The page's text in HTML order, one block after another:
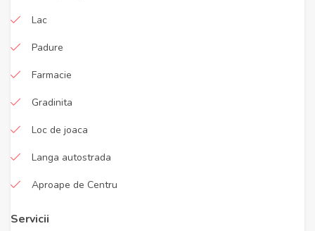
Lac
Padure
Farmacie
Gradinita
Loc de joaca
Langa autostrada
Aproape de Centru
Servicii